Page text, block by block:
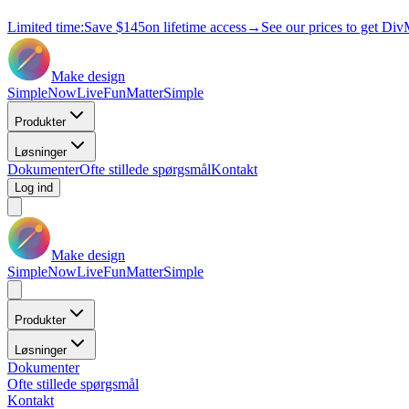
Limited time:Save $145on lifetime access→ See our prices to get
Make design
SimpleNowLiveFunMatterSimple
Produkter
Løsninger
DokumenterOfte stillede spørgsmålKontakt
Log ind
Make design
SimpleNowLiveFunMatterSimple
Produkter
Løsninger
Dokumenter
Ofte stillede spørgsmål
Kontakt